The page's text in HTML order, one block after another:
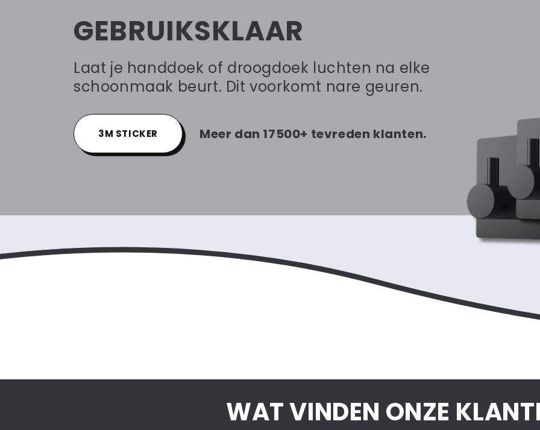
GEBRUIKSKLAAR
Laat je handdoek of droogdoek luchten na elke
schoonmaak beurt. Dit voorkomt nare geuren.
3M STICKER Meer dan 17500+ tevreden klanten.
WAT VINDEN ONZE